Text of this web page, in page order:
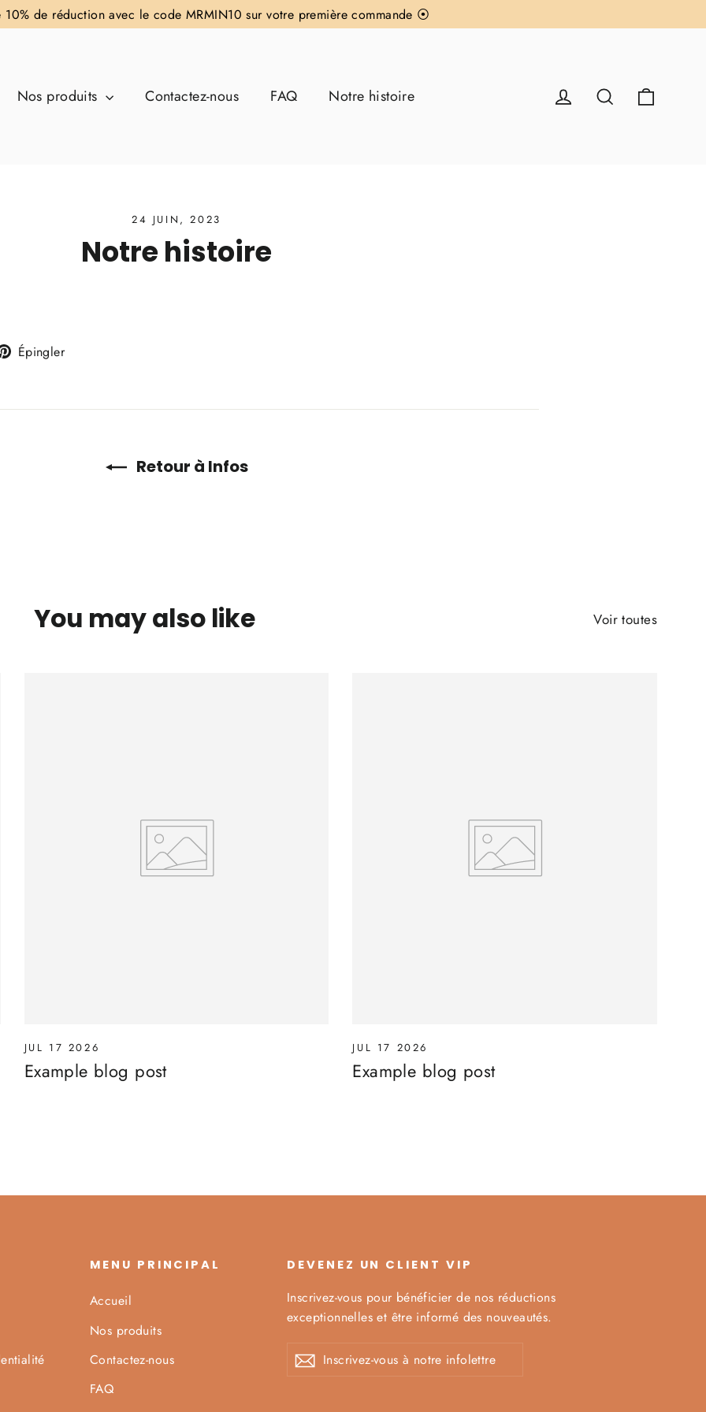
de réduction avec le code MRMIN10 sur votre première commande ⦿
Nos produits Contactez-nous FAQ Notre histoire Se connecter
Rechercher
24 JUIN, 2023
Notre histoire
Épingler
Retour à Infos
You may also like Voir toutes
JUL 17 2026
Example blog post
JUL 17 2026
Example blog post
MENU PRINCIPAL
Accueil
Nos produits
Contactez-nous
FAQ
DEVENEZ UN CLIENT VIP
Inscrivez-vous pour bénéficier de nos réductions
exceptionnelles et être informé des nouveautés.
Inscrivez-
vous
S'inscrireS'inscrire